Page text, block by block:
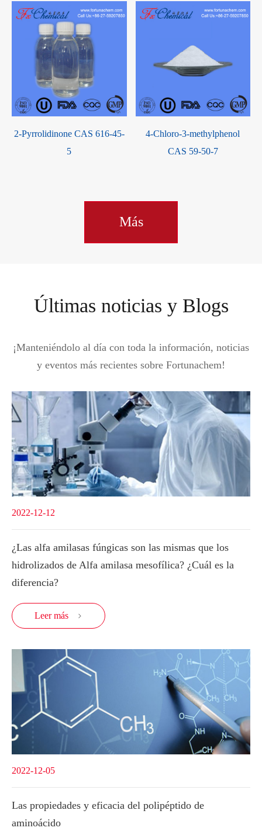
2-Pyrrolidinone CAS 616-45-
5
4-Chloro-3-methylphenol
CAS 59-50-7
Más
Últimas noticias y Blogs
¡Manteniéndolo al día con toda la información, noticias
y eventos más recientes sobre Fortunachem!
2022-12-12
¿Las alfa amilasas fúngicas son las mismas que los
hidrolizados de Alfa amilasa mesofílica? ¿Cuál es la
diferencia?
Leer más 
2022-12-05
Las propiedades y eficacia del polipéptido de
aminoácido